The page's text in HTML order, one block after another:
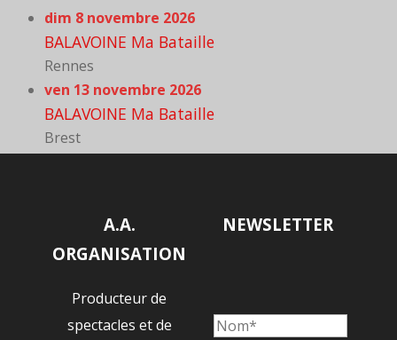
dim 8 novembre 2026
BALAVOINE Ma Bataille
Rennes
ven 13 novembre 2026
BALAVOINE Ma Bataille
Brest
A.A.
ORGANISATION
Producteur de
spectacles et de
NEWSLETTER